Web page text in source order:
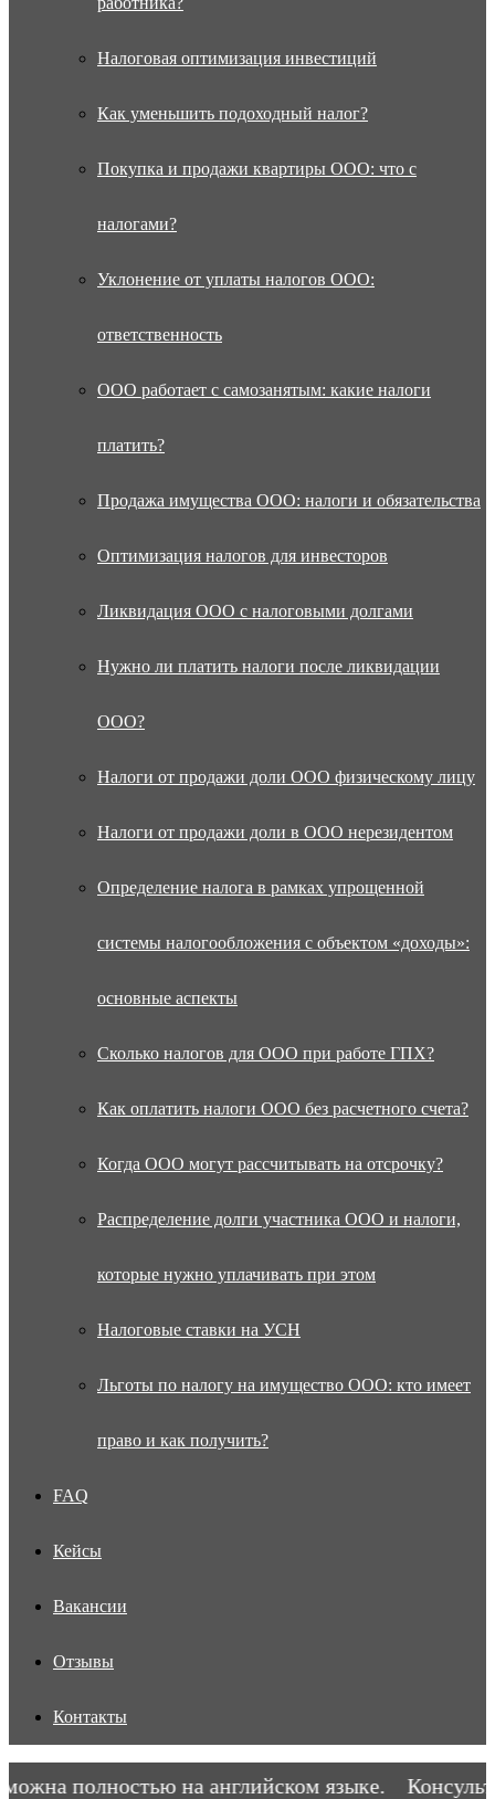
Налоговая оптимизация инвестиций
Как уменьшить подоходный налог?
Покупка и продажи квартиры ООО: что с
налогами?
Уклонение от уплаты налогов ООО:
ответственность
ООО работает с самозанятым: какие налоги
платить?
Продажа имущества ООО: налоги и обязательства
Оптимизация налогов для инвесторов
Ликвидация ООО с налоговыми долгами
Нужно ли платить налоги после ликвидации
ООО?
Налоги от продажи доли ООО физическому лицу
Налоги от продажи доли в ООО нерезидентом
Определение налога в рамках упрощенной
системы налогообложения с объектом «доходы»:
основные аспекты
Сколько налогов для ООО при работе ГПХ?
Как оплатить налоги ООО без расчетного счета?
Когда ООО могут рассчитывать на отсрочку?
Распределение долги участника ООО и налоги,
которые нужно уплачивать при этом
Налоговые ставки на УСН
Льготы по налогу на имущество ООО: кто имеет
право и как получить?
FAQ
Кейсы
Вакансии
Отзывы
Контакты
полностью на английском языке.